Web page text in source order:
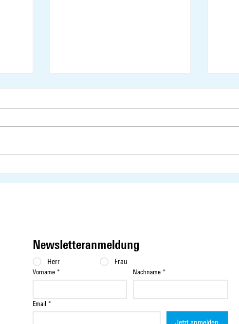
Stauffacher zum Thema
Newsletteranmeldung
Herr Frau
Vorname * Nachname *
Email *